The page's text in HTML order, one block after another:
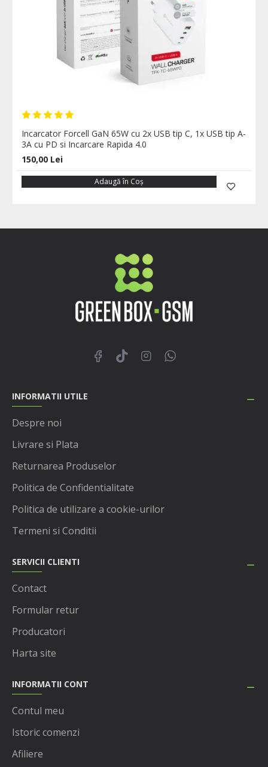
Incarcator Forcell GaN 65W cu 2x USB tip C, 1x USB tip A-
3A cu PD si Incarcare Rapida 4.0
150,00 Lei
Adaugă în Coş
INFORMATII UTILE
Despre noi
Livrare si Plata
Returnarea Produselor
Politica de Confidentialitate
Politica de utilizare a cookie-urilor
Termeni si Conditii
SERVICII CLIENTI
Contact
Formular retur
Producatori
Harta site
INFORMATII CONT
Contul meu
Istoric comenzi
Afiliere